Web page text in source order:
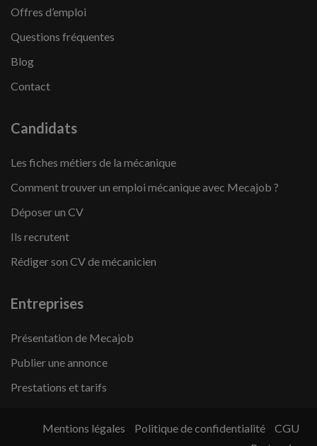
Offres d’emploi
Questions fréquentes
Blog
Contact
Candidats
Les fiches métiers de la mécanique
Comment trouver un emploi mécanique avec Mecajob ?
Déposer un CV
Ils recrutent
Rédiger son CV de mécanicien
Entreprises
Présentation de Mecajob
Publier une annonce
Prestations et tarifs
Mentions légales Politique de confidentialité
CGU